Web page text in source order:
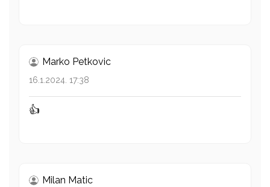
Marko Petkovic
16.1.2024. 17:38
👍
Milan Matic